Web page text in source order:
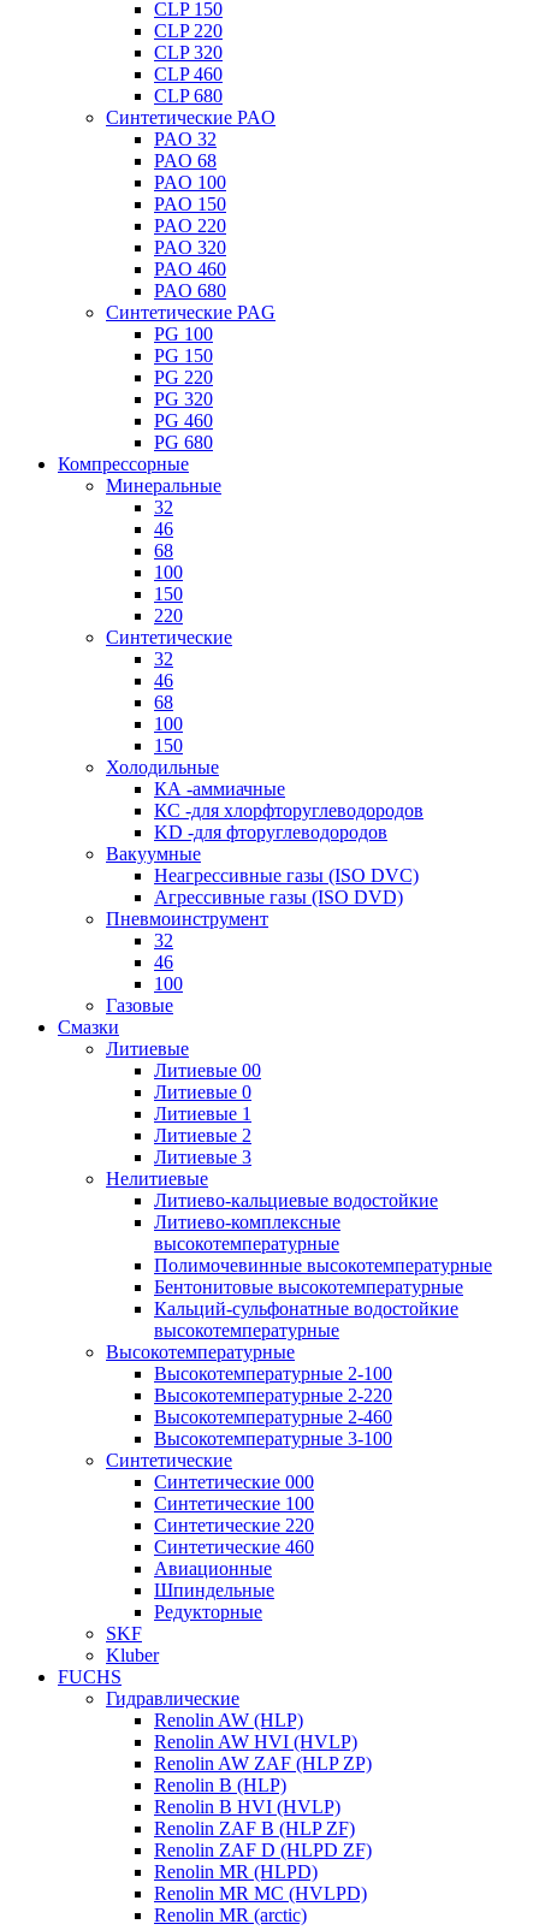
CLP 150
CLP 220
CLP 320
CLP 460
CLP 680
Синтетические PAO
PAO 32
PAO 68
PAO 100
PAO 150
PAO 220
PAO 320
PAO 460
PAO 680
Синтетические PAG
PG 100
PG 150
PG 220
PG 320
PG 460
PG 680
Компрессорные
Минеральные
32
46
68
100
150
220
Синтетические
32
46
68
100
150
Холодильные
КА -аммиачные
КС -для хлорфторуглеводородов
KD -для фторуглеводородов
Вакуумные
Неагрессивные газы (ISO DVC)
Агрессивные газы (ISO DVD)
Пневмоинструмент
32
46
100
Газовые
Смазки
Литиевые
Литиевые 00
Литиевые 0
Литиевые 1
Литиевые 2
Литиевые 3
Нелитиевые
Литиево-кальциевые водостойкие
Литиево-комплексные
высокотемпературные
Полимочевинные высокотемпературные
Бентонитовые высокотемпературные
Кальций-сульфонатные водостойкие
высокотемпературные
Высокотемпературные
Высокотемпературные 2-100
Высокотемпературные 2-220
Высокотемпературные 2-460
Высокотемпературные 3-100
Синтетические
Синтетические 000
Синтетические 100
Синтетические 220
Синтетические 460
Авиационные
Шпиндельные
Редукторные
SKF
Kluber
FUCHS
Гидравлические
Renolin AW (HLP)
Renolin AW HVI (HVLP)
Renolin AW ZAF (HLP ZP)
Renolin B (HLP)
Renolin B HVI (HVLP)
Renolin ZAF B (HLP ZF)
Renolin ZAF D (HLPD ZF)
Renolin MR (HLPD)
Renolin MR MC (HVLPD)
Renolin MR (arctic)